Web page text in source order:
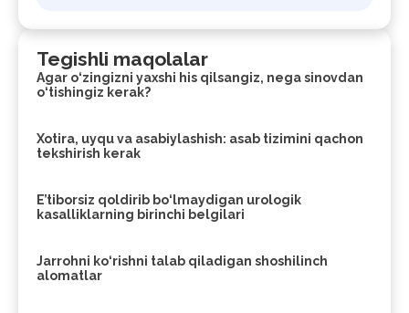
Tegishli maqolalar
Agar o‘zingizni yaxshi his qilsangiz, nega sinovdan
o‘tishingiz kerak?
Xotira, uyqu va asabiylashish: asab tizimini qachon
tekshirish kerak
E’tiborsiz qoldirib bo‘lmaydigan urologik
kasalliklarning birinchi belgilari
Jarrohni ko‘rishni talab qiladigan shoshilinch
alomatlar